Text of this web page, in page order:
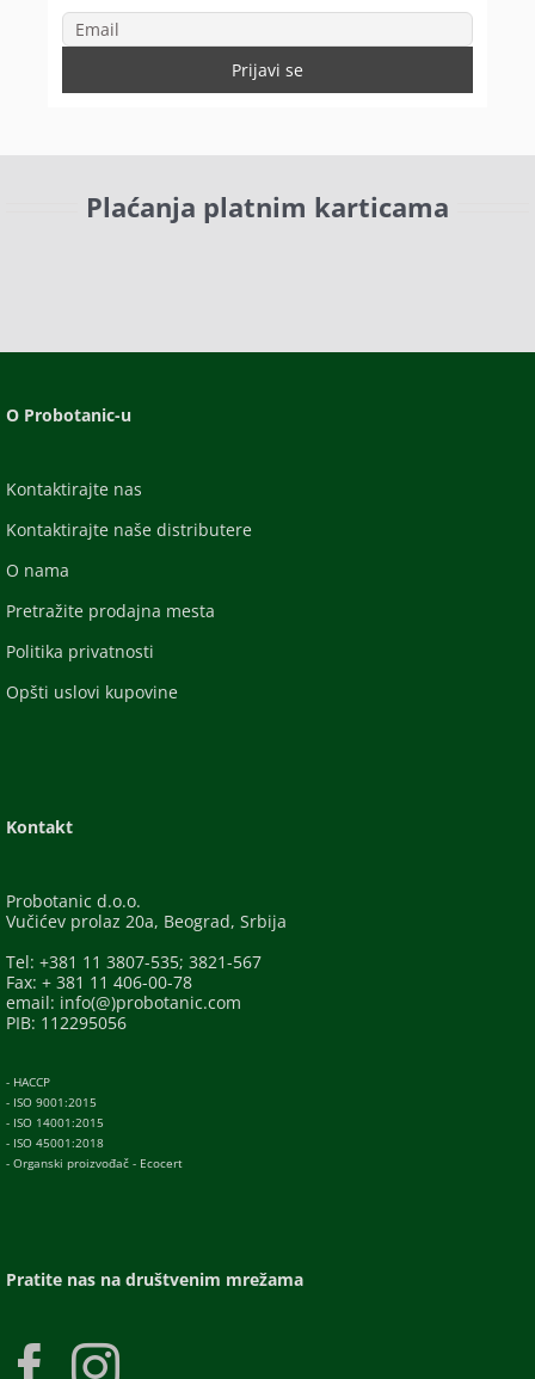
Plaćanja platnim karticama
O Probotanic-u
Kontaktirajte nas
Kontaktirajte naše distributere
O nama
Pretražite prodajna mesta
Politika privatnosti
Opšti uslovi kupovine
Kontakt
Probotanic d.o.o.
Vučićev prolaz 20a, Beograd, Srbija
Tel: +381 11 3807-535; 3821-567
Fax: + 381 11 406-00-78
email: info(@)probotanic.com
PIB: 112295056
- HACCP
- ISO 9001:2015
- ISO 14001:2015
- ISO 45001:2018
- Organski proizvođač - Ecocert
Pratite nas na društvenim mrežama